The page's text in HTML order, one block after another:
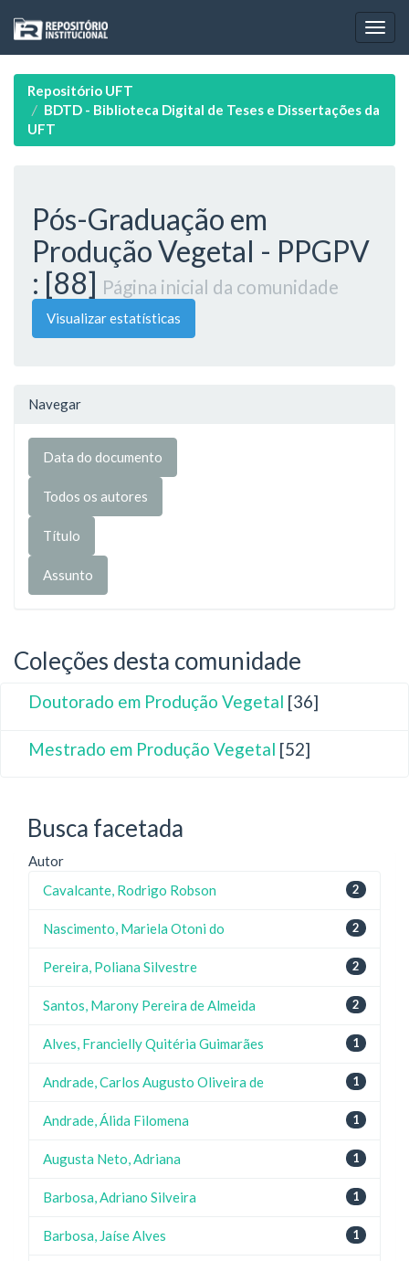
navigation
Repositório UFT
BDTD - Biblioteca Digital de Teses e Dissertações da
UFT
Pós-Graduação em
Produção Vegetal - PPGPV
: [88] Página inicial da comunidade
Visualizar estatísticas
Navegar
Coleções desta comunidade
Doutorado em Produção Vegetal [36]
Mestrado em Produção Vegetal [52]
Busca facetada
Autor
2
Cavalcante, Rodrigo Robson
2
Nascimento, Mariela Otoni do
2
Pereira, Poliana Silvestre
2
Santos, Marony Pereira de Almeida
1
Alves, Francielly Quitéria Guimarães
1
Andrade, Carlos Augusto Oliveira de
1
Andrade, Álida Filomena
1
Augusta Neto, Adriana
1
Barbosa, Adriano Silveira
1
Barbosa, Jaíse Alves